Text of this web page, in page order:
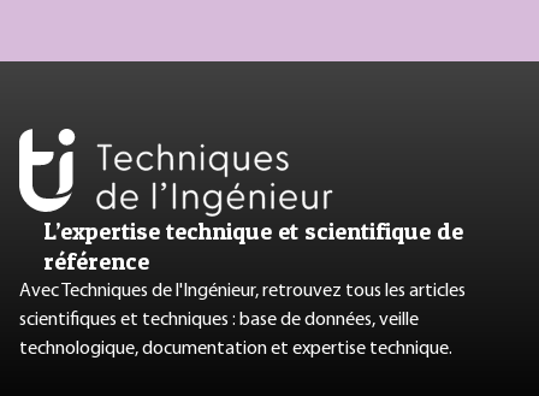
L’expertise technique et scientifique de
référence
Avec Techniques de l'Ingénieur, retrouvez tous les articles
scientifiques et techniques : base de données, veille
technologique, documentation et expertise technique.